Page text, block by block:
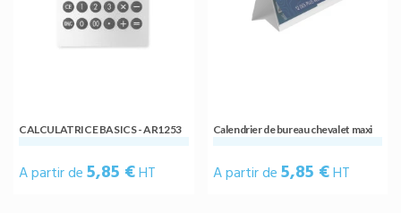
CALCULATRICE BASICS - AR1253
A partir de5,85 €HT
Calendrier de bureau chevalet maxi
A partir de5,85 €HT